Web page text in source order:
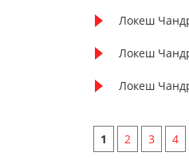
Локеш
Локеш
Локеш
1 2 3 4